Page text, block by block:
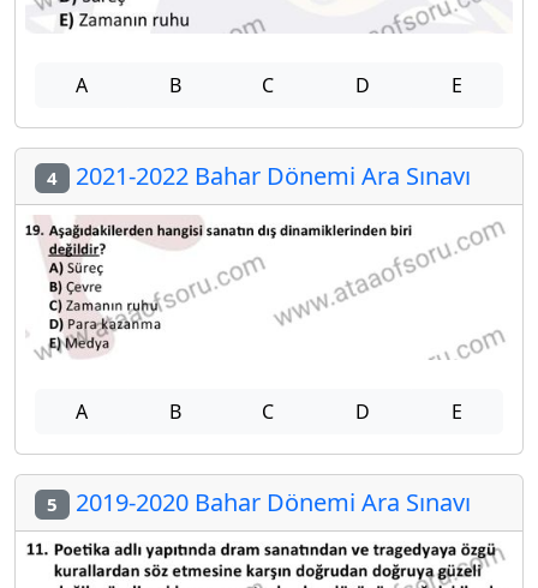
A B C D E
4 2021-2022 Bahar Dönemi Ara Sınavı
A B C D E
5 2019-2020 Bahar Dönemi Ara Sınavı